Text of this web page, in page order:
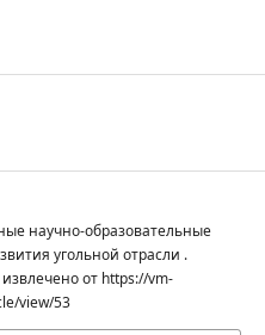
научно-образовательные
угольной отрасли .
от https://vm-
view/53